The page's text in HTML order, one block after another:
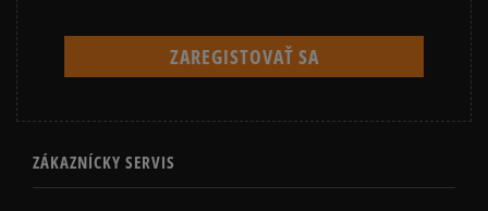
ZÁKAZNÍCKY SERVIS